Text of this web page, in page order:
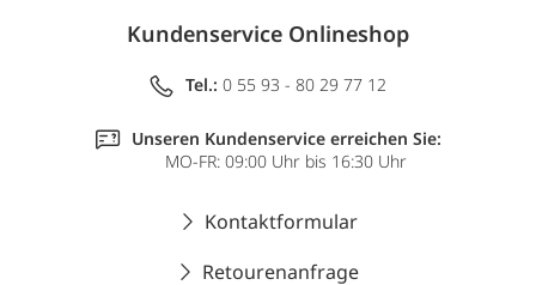
Kundenservice Onlineshop
Tel.: 0 55 93 - 80 29 77 12
Unseren Kundenservice erreichen Sie:
MO-FR: 09:00 Uhr bis 16:30 Uhr
Kontaktformular
Retourenanfrage